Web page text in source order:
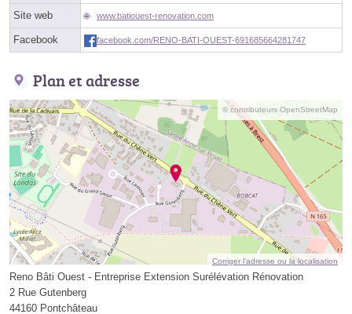
Site web www.batiouest-renovation.com
Facebook facebook.com/RENO-BATI-OUEST-691685664281747
Plan et adresse
© contributeurs OpenStreetMap
Corriger l’adresse ou la localisation
Reno Bâti Ouest - Entreprise Extension Surélévation Rénovation
2 Rue Gutenberg
44160 Pontchâteau